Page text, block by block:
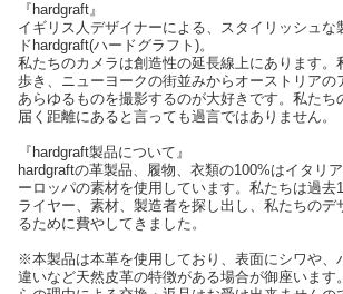
『hardgraft』
イギリス人デザイナーによる、スタイリッシュな
ドhardgraft(ハードグラフト)。
私たちのカメラは創造性の延長線上にあります。
歩き、ニューヨークの街並みからオーストリアの
あらゆるものを撮影するのが大好きです。私たち
届く距離にあると言っても過言ではありません。
『hardgraft製品について』
hardgraftの革製品、履物、衣類の100%はイタリ
ーロッパの素材を使用しています。私たちは過去
ライヤー、素材、製造者を探し出し、私たちのデ
るために費やしてきました。
※本製品は本革を使用しており、表面にシワや、
違いなど天然皮革の特徴がある場合が御座います